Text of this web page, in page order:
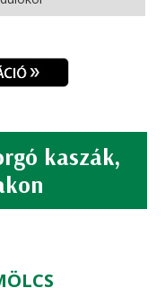
kaszák,